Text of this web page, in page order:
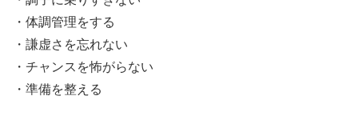
・体調管理をする
・謙虚さを忘れない
・チャンスを怖がらない
・準備を整える